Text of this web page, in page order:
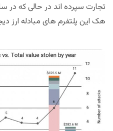
هک این پلتفرم های مبادله ارز